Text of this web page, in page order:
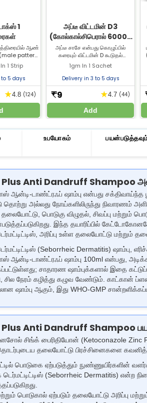
1
ஆண்
(male pattern
செய்ய 1 மி.கி
பயனுள்ள
Zeelab
1 Strip
to 5 days
★4.8 (124)
அப்டீ விட்டமின் D3
(கோல்கால்சிபெரால் 60000
IU) சாசே | எலும்பு & மூட்டு
ஆரோக்கியத்திற்கு
அப்டீ சாசே என்பது கொழுப்பில்
கரையும் விட்டமின் D கூடுதல்
மருந்தாகும். இது உணவு மற்றும்
கூடுதல் மருந்துகளில் உள்ள கால்சியம்
மற்றும் பாஸ்பரஸை உடல் உறிஞ்ச
இணையதளத்தைப் பார்வையிடுங்கள்.
1gm In 1 Sachet
Delivery in 3 to 5 days
₹9 ★4.7 (44)
Add
உபயோகம்
Anti Dandruff Shampoo
ஆன்டி-டாண்ட்ரஃப் ஷாம்பு என்பது சக்திவாய்ந்த
அல்லது நோய்களிலிருந்து நிவாரணம்
தலையோட்டு, பொடுகு விழுதல், சிவப்பு
இந்த தயாரிப்பில்
அரிப்பு உள்ள தலையோட்டு மற்றும்
(Seborrheic Dermatitis) ஷாம்பு,
ஆன்டி-டாண்ட்ரஃப் ஷாம்பு 100ml என்பது,
சாதாரண ஷாம்புக்களால் இதை
சில நேரம் கழித்து கழுவ வேண்டும். காட்கான்
ஷாம்பு ஆகும், இது WHO-GMP
Anti Dandruff Shampoo
சிங்க் பைரிதியோன் (Ketoconazole Zinc
தலையோட்டு பிரச்சினைகளை
பொடுகை ஏற்படுத்தும் நுண்ணுயிர்களின்
டெர்மட்டிட்டிஸ் (Seborrheic Dermatitis) என்ற
பொடுகால் ஏற்படும் தலையோட்டு அரிப்பு